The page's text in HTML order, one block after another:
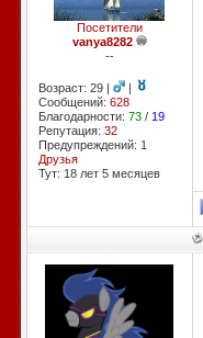
Посетители
vanya8282
--
Возраст: 29 |
|
Сообщений: 628
Благодарности: 73/ 19
Репутация: 32
Предупреждений: 1
Друзья
Тут: 18 лет 5 месяцев